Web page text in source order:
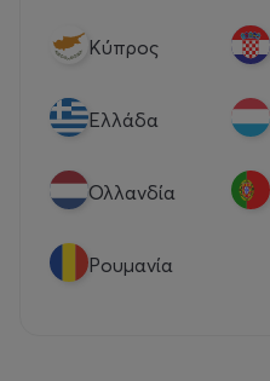
Κύπρος
Eλλάδα
Ολλανδία
Ρουμανία